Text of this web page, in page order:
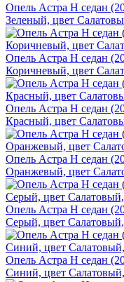
Опель Астра H седан
Зеленый, цвет
Опель Астра H седан
Коричневый, цвет
Опель Астра H седан
Красный, цвет
Опель Астра H седан
Оранжевый, цвет
Опель Астра H седан
Серый, цвет
Опель Астра H седан
Синий, цвет